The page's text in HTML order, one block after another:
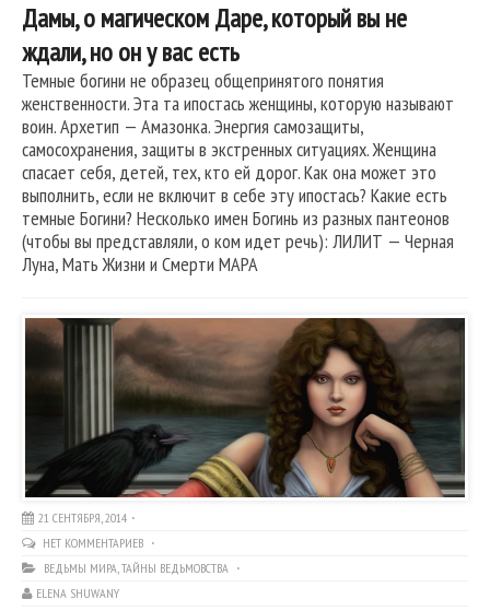
Дамы, о магическом Даре, который вы не
ждали, но он у вас есть
Темные богини не образец общепринятого понятия
женственности. Эта та ипостась женщины, которую называют
воин. Архетип — Амазонка. Энергия самозащиты,
самосохранения, защиты в экстренных ситуациях. Женщина
спасает себя, детей, тех, кто ей дорог. Как она может это
выполнить, если не включит в себе эту ипостась? Какие есть
темные Богини? Несколько имен Богинь из разных пантеонов
(чтобы вы представляли, о ком идет речь): ЛИЛИТ — Черная
Луна, Мать Жизни и Смерти МАРА
21 СЕНТЯБРЯ, 2014
НЕТ КОММЕНТАРИЕВ
ВЕДЬМЫ МИРА,ТАЙНЫ ВЕДЬМОВСТВА
ELENA SHUWANY